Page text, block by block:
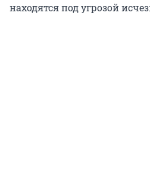
находятся под угрозой